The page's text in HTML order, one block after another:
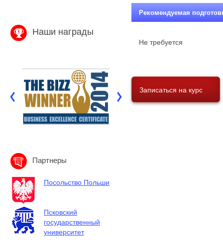
Наши награды
Партнеры
Посольство Польши
Псковский
государственный
университет
Рекомендуемая
Не требуется
Записаться на курс